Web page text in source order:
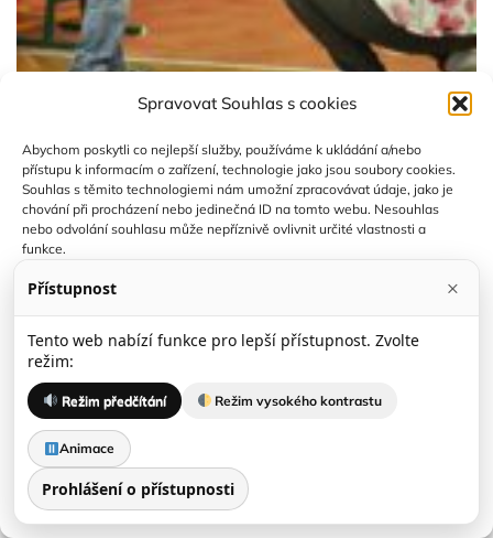
Spravovat Souhlas s cookies
Abychom poskytli co nejlepší služby, používáme k ukládání a/nebo
přístupu k informacím o zařízení, technologie jako jsou soubory cookies.
Souhlas s těmito technologiemi nám umožní zpracovávat údaje, jako je
chování při procházení nebo jedinečná ID na tomto webu. Nesouhlas
nebo odvolání souhlasu může nepříznivě ovlivnit určité vlastnosti a
funkce.
Spravovat služby
Přijmout
Odmítnout
Zásady cookies
Přístupnost ×
Tento web nabízí funkce pro lepší přístupnost. Zvolte
režim:
Režim předčítání Režim vysokého kontrastu
Animace
Prohlášení o přístupnosti